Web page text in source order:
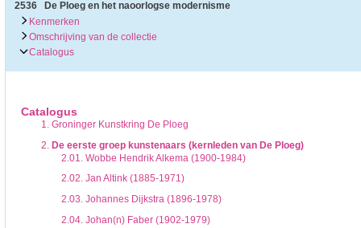
• Inventaris of plaatsingslijst
• Eventueel bijlagen
De kenmerken van het archief zijn o.m. de omvang, vindplaats,
De inleiding op het archief bevat interessante informatie over de
bevatten.
Bij het zoeken in de inventaris wordt de hiërarchie gevolgd. De rubrieken in
2536 De Ploeg en het naoorlogse modernisme
Kenmerken
Omschrijving van de collectie
Catalogus
Catalogus
1.Groninger Kunstkring De Ploeg
2. De eerste groep kunstenaars (kernleden van De Ploeg)
2.01.Wobbe Hendrik Alkema (1900-1984)
2.02.Jan Altink (1885-1971)
2.03.Johannes Dijkstra (1896-1978)
2.04. Johan(n) Faber (1902-1979)